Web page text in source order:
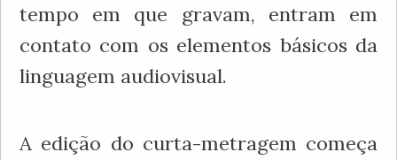
tempo em que gravam, entram em
contato com os elementos básicos da
linguagem audiovisual.
A edição do curta-metragem começa